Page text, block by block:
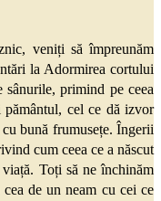
veniți să împreunăm
la Adormirea cortului
primind pe ceea
pământul, cel ce dă izvor
bună frumusețe. Îngerii
cum ceea ce a născut
Toți să ne închinăm
de un neam cu cei ce